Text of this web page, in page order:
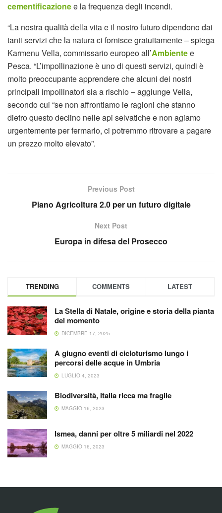
cementificazionee la frequenza degli incendi.
“La nostra qualità della vita e il nostro futuro dipendono dai
tanti servizi che la natura ci fornisce gratuitamente – spiega
Karmenu Vella, commissario europeo all’Ambientee
Pesca. “L’impollinazione è uno di questi servizi, quindi è
molto preoccupante apprendere che alcuni dei nostri
principali impollinatori sia a rischio – aggiunge Vella,
secondo cui “se non affrontiamo le ragioni che stanno
dietro questo declino nelle api selvatiche e non agiamo
urgentemente per fermarlo, ci potremmo ritrovare a pagare
un prezzo molto elevato”.
Previous Post
Piano Agricoltura 2.0 per un futuro digitale
Next Post
Europa in difesa del Prosecco
TRENDING COMMENTS LATEST
La Stella di Natale, origine e storia della pianta
del momento
DICEMBRE 17, 2025
A giugno eventi di cicloturismo lungo i
percorsi delle acque in Umbria
LUGLIO 4, 2023
Biodiversità, Italia ricca ma fragile
MAGGIO 16, 2023
Ismea, danni per oltre 5 miliardi nel 2022
MAGGIO 16, 2023